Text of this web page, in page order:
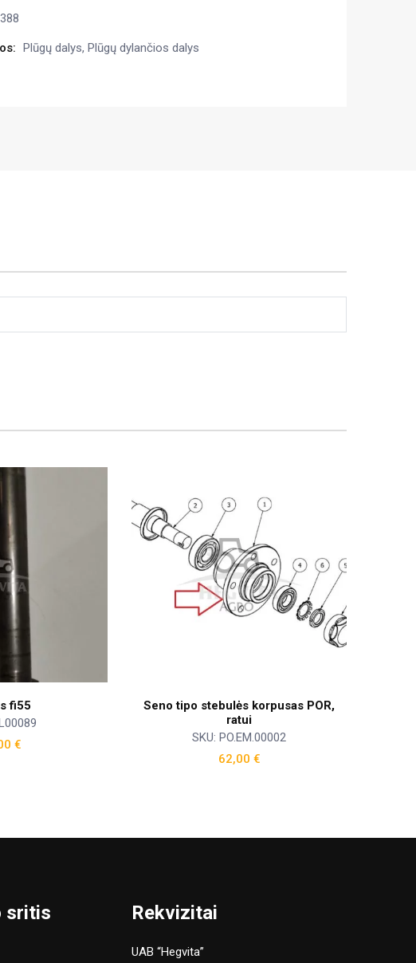
Plūgų dalys, Plūgų dylančios dalys
fi55
€
Seno tipo stebulės korpusas POR,
ratui
SKU: PO.EM.00002
62,00 €
sritis Rekvizitai
UAB “Hegvita”